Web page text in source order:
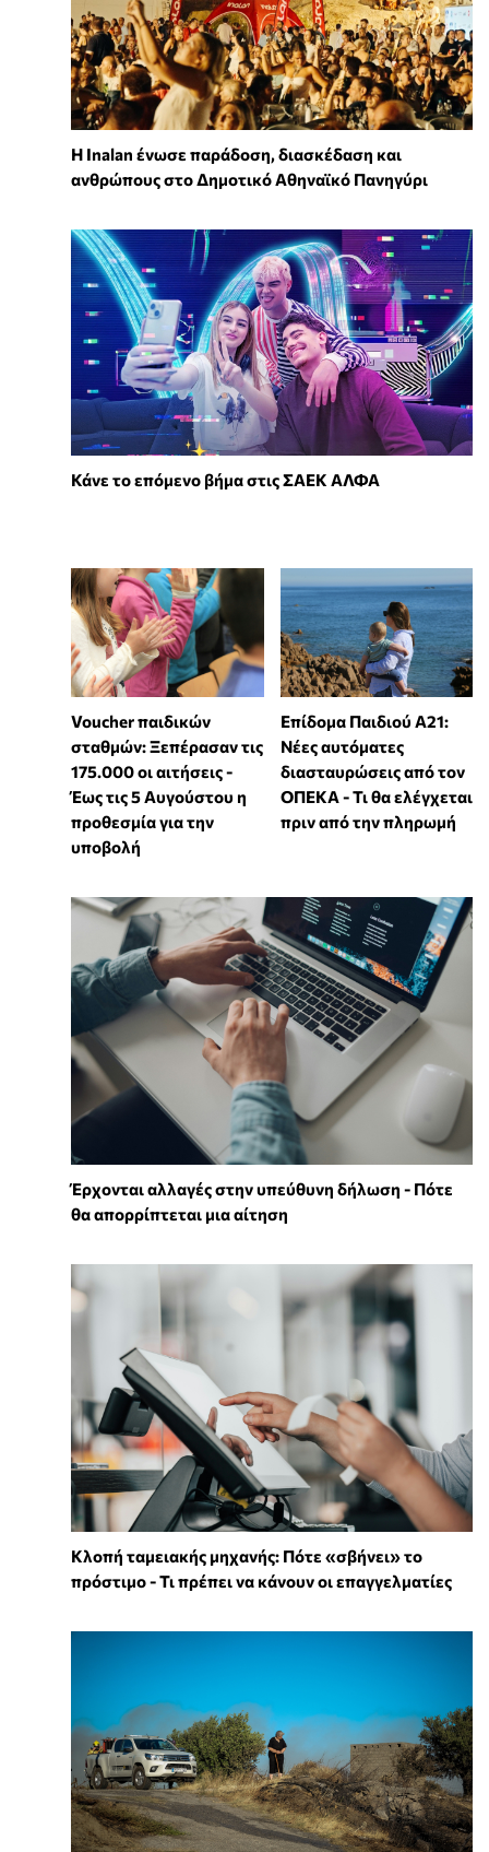
Η Inalan ένωσε παράδοση, διασκέδαση και
ανθρώπους στο Δημοτικό Αθηναϊκό Πανηγύρι
Κάνε το επόμενο βήμα στις ΣΑΕΚ ΑΛΦΑ
Voucher παιδικών
σταθμών: Ξεπέρασαν τις
175.000 οι αιτήσεις -
Έως τις 5 Αυγούστου η
προθεσμία για την
υποβολή
Επίδομα Παιδιού Α21:
Νέες αυτόματες
διασταυρώσεις από τον
ΟΠΕΚΑ - Τι θα ελέγχεται
πριν από την πληρωμή
Έρχονται αλλαγές στην υπεύθυνη δήλωση - Πότε
θα απορρίπτεται μια αίτηση
Κλοπή ταμειακής μηχανής: Πότε «σβήνει» το
πρόστιμο - Τι πρέπει να κάνουν οι επαγγελματίες